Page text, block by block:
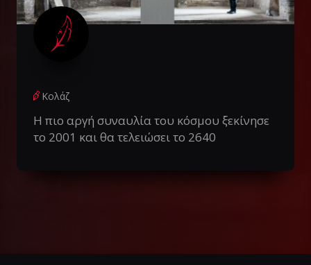
Κολάζ
Η πιο αργή συναυλία του κόσμου ξεκίνησε
το 2001 και θα τελειώσει το 2640